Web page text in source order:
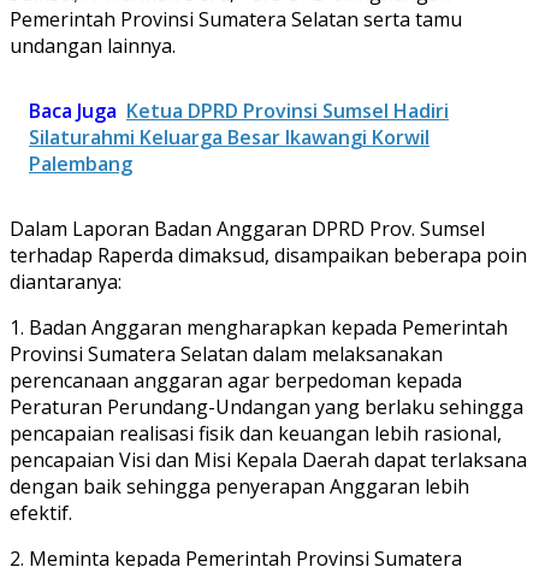
Pemerintah Provinsi Sumatera Selatan serta tamu
undangan lainnya.
Baca Juga Ketua DPRD Provinsi Sumsel Hadiri
Silaturahmi Keluarga Besar Ikawangi Korwil
Palembang
Dalam Laporan Badan Anggaran DPRD Prov. Sumsel
terhadap Raperda dimaksud, disampaikan beberapa poin
diantaranya:
1. Badan Anggaran mengharapkan kepada Pemerintah
Provinsi Sumatera Selatan dalam melaksanakan
perencanaan anggaran agar berpedoman kepada
Peraturan Perundang-Undangan yang berlaku sehingga
pencapaian realisasi fisik dan keuangan lebih rasional,
pencapaian Visi dan Misi Kepala Daerah dapat terlaksana
dengan baik sehingga penyerapan Anggaran lebih
efektif.
2. Meminta kepada Pemerintah Provinsi Sumatera